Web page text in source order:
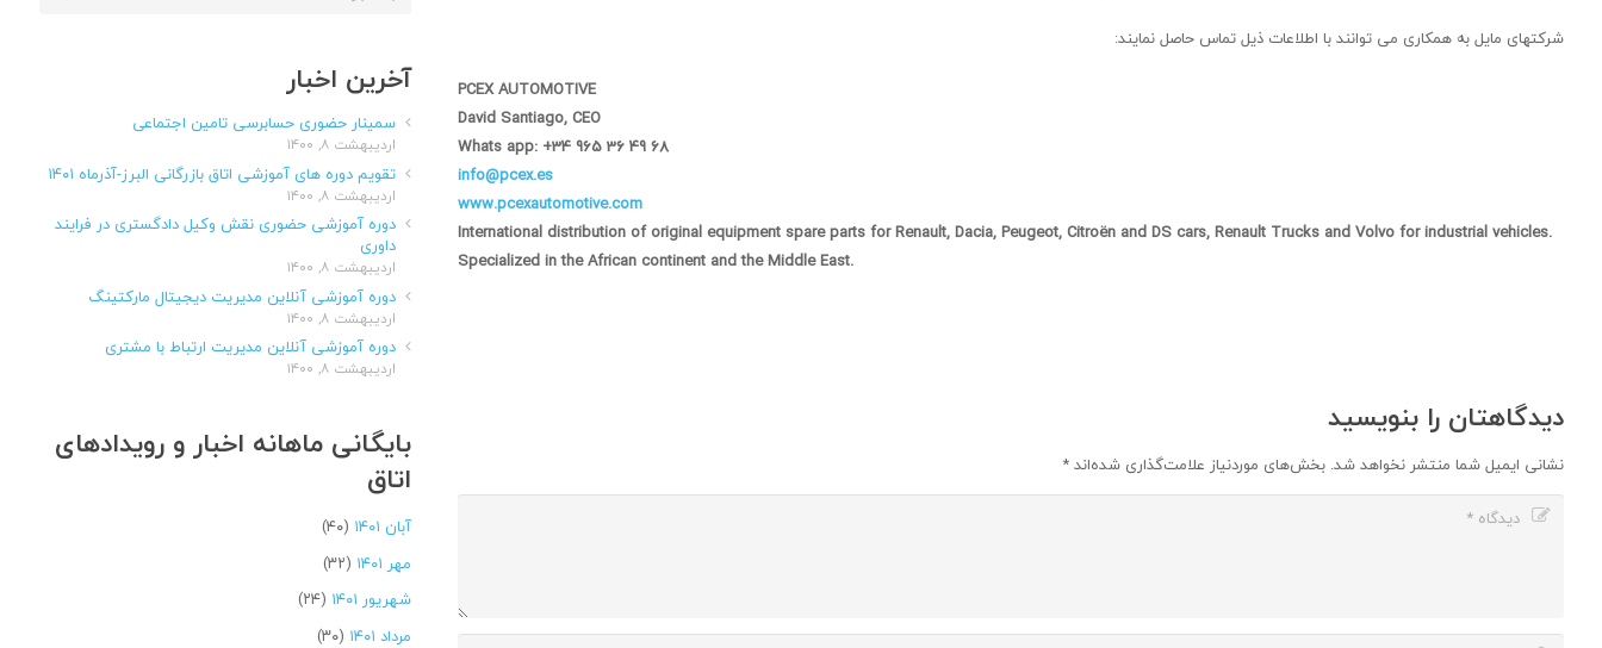
شرکتهای مایل به همکاری می توانند با اطلاعات ذیل تماس حاصل نمایند:
PCEX AUTOMOTIVE
David Santiago, CEO
Whats app: +34 965 36 49 68
info@pcex.es
www.pcexautomotive.com
International distribution of original equipment spare parts for Renault, Dacia, Peugeot, Citroën and DS cars, Renault Trucks and Volvo for industrial vehicles.
Specialized in the African continent and the Middle East.
دیدگاهتان را بنویسید
نشانی ایمیل شما منتشر نخواهد شد. بخش‌های موردنیاز علامت‌گذاری شده‌اند*
آخرین اخبار
سمینار حضوری حسابرسی تامین اجتماعی
اردیبهشت ۸, ۱۴۰۰
تقویم دوره های آموزشی اتاق بازرگانی البرز-آذرماه ۱۴۰۱
اردیبهشت ۸, ۱۴۰۰
دوره آموزشی حضوری نقش وکیل دادگستری در فرایند
داوری
اردیبهشت ۸, ۱۴۰۰
دوره آموزشی آنلاین مدیریت دیجیتال مارکتینگ
اردیبهشت ۸, ۱۴۰۰
دوره آموزشی آنلاین مدیریت ارتباط با مشتری
اردیبهشت ۸, ۱۴۰۰
بایگانی ماهانه اخبار و رویدادهای
اتاق
آبان ۱۴۰۱
(۴۰)
مهر ۱۴۰۱
(۳۲)
شهریور ۱۴۰۱
(۲۴)
مرداد ۱۴۰۱
(۳۰)